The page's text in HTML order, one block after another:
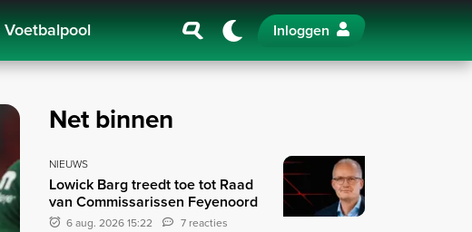
Voetbalpool Inloggen
Net binnen
NIEUWS
Lowick Barg treedt toe tot Raad
van Commissarissen Feyenoord
6 aug. 2026 15:22 7 reacties